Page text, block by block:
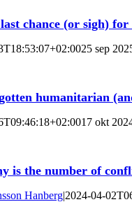
chance (or sigh)
25 sep
humanitarian
17 okt
is the number of
Hanberg|2024-04-